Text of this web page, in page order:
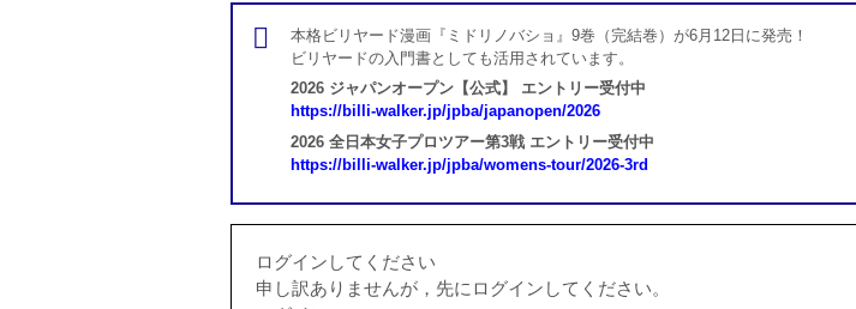
本格ビリヤード漫画『ミドリノバショ』9巻（完結巻）が6月12日に発売！
ビリヤードの入門書としても活用されています。
2026 ジャパンオープン【公式】 エントリー受付中
https://billi-walker.jp/jpba/japanopen/2026
2026 全日本女子プロツアー第3戦 エントリー受付中
https://billi-walker.jp/jpba/womens-tour/2026-3rd
ログインしてください
申し訳ありませんが，先にログインしてください。